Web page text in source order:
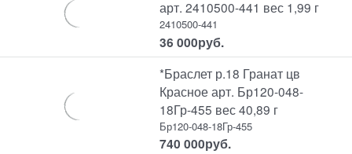
арт. 2410500-441 вес 1,99 г
2410500-441
36 000руб.
*Браслет р.18 Гранат цв
Красное арт. Бр120-048-
18Гр-455 вес 40,89 г
Бр120-048-18Гр-455
740 000руб.